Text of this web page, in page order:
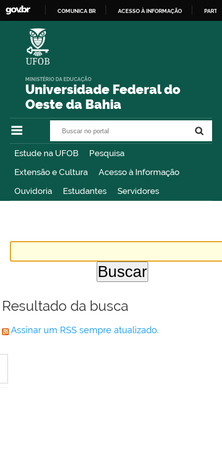
COMUNICA BR ACESSO À INFORMAÇÃO
Universidade Federal do
Oeste da Bahia
MINISTÉRIO DA EDUCAÇÃO
Estude na UFOB
Pesquisa
Extensão e Cultura
Acesso à Informação
Ouvidoria
Estudantes Servidores
Resultado da busca
Assinar um RSS sempre atualizado.